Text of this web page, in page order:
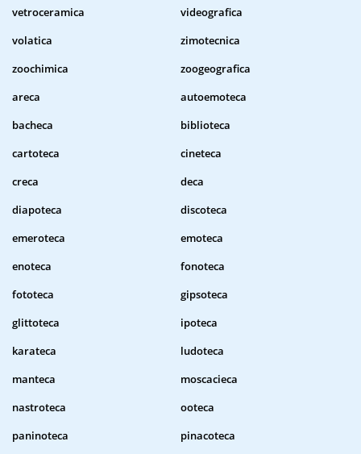
vetroceramica
videografica
volatica
zimotecnica
zoochimica
zoogeografica
areca
autoemoteca
bacheca
biblioteca
cartoteca
cineteca
creca
deca
diapoteca
discoteca
emeroteca
emoteca
enoteca
fonoteca
fototeca
gipsoteca
glittoteca
ipoteca
karateca
ludoteca
manteca
moscacieca
nastroteca
ooteca
paninoteca
pinacoteca